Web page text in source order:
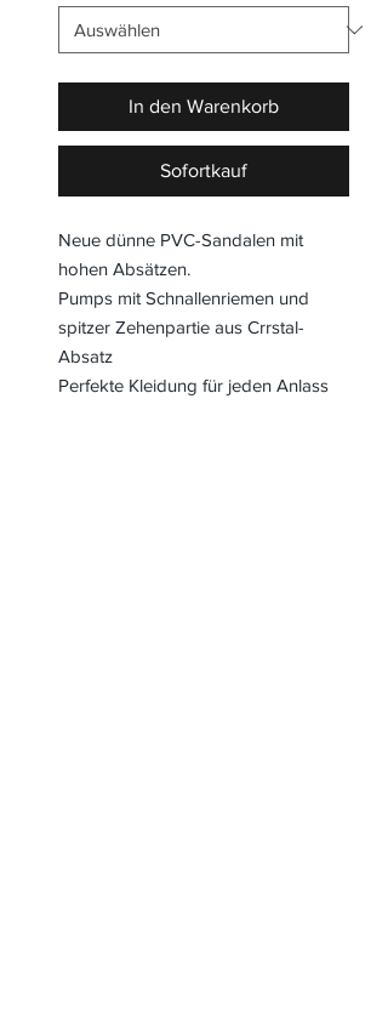
In den Warenkorb
Sofortkauf
Neue dünne PVC-Sandalen mit
hohen Absätzen.
Pumps mit Schnallenriemen und
spitzer Zehenpartie aus Crrstal-
Absatz
Perfekte Kleidung für jeden Anlass